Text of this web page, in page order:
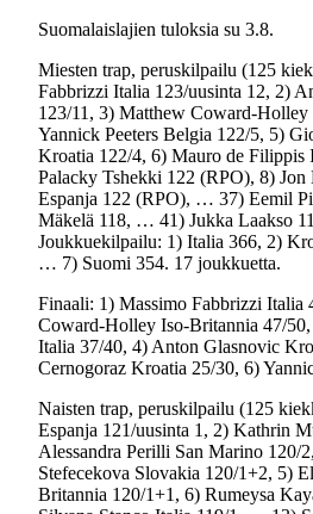
Suomalaislajien tuloksia su 3.8.
Miesten trap, peruskilpailu (125
Fabbrizzi Italia 123/uusinta 12, 2)
123/11, 3) Matthew Coward-
Yannick Peeters Belgia 122/5, 5)
Kroatia 122/4, 6) Mauro de Filippis
Palacky Tshekki 122 (RPO), 8) Jon
Espanja 122 (RPO), … 37) Eemil
Mäkelä 118, … 41) Jukka Laakso
Joukkuekilpailu: 1) Italia 366, 2)
… 7) Suomi 354. 17 joukkuetta.
Finaali: 1) Massimo Fabbrizzi Italia
Coward-Holley Iso-Britannia 47/
Italia 37/40, 4) Anton Glasnovic
Cernogoraz Kroatia 25/30, 6)
Naisten trap, peruskilpailu (125
Espanja 121/uusinta 1, 2) Kathrin
Alessandra Perilli San Marino 120/
Stefecekova Slovakia 120/1+2, 5)
Britannia 120/1+1, 6) Rumeysa